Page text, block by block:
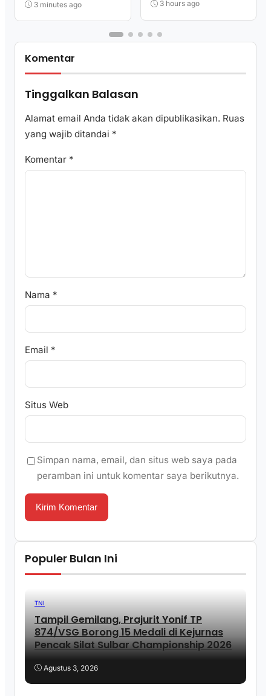
3 minutes ago
Dekatkan Layanan ke
3 hours ago
Komentar
Tinggalkan Balasan
Alamat email Anda tidak akan dipublikasikan. Ruas
yang wajib ditandai *
Komentar *
Nama *
Email *
Situs Web
Simpan nama, email, dan situs web saya pada
peramban ini untuk komentar saya berikutnya.
Populer Bulan Ini
TNI
Tampil Gemilang, Prajurit Yonif TP
874/VSG Borong 15 Medali di Kejurnas
Pencak Silat Sulbar Championship 2026
Agustus 3, 2026